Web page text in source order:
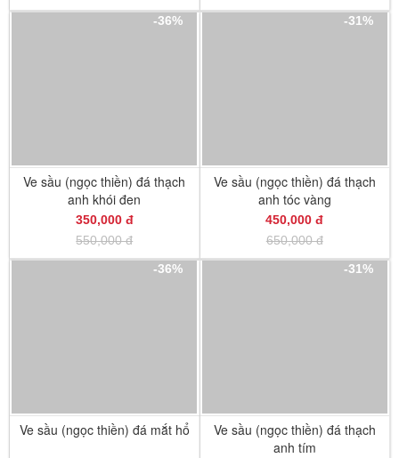
-36%
Ve sầu (ngọc thiền) đá thạch
anh khói đen
350,000 đ
550,000 đ
-31%
Ve sầu (ngọc thiền) đá thạch
anh tóc vàng
450,000 đ
650,000 đ
-36%
Ve sầu (ngọc thiền) đá mắt hổ
-31%
Ve sầu (ngọc thiền) đá thạch
anh tím